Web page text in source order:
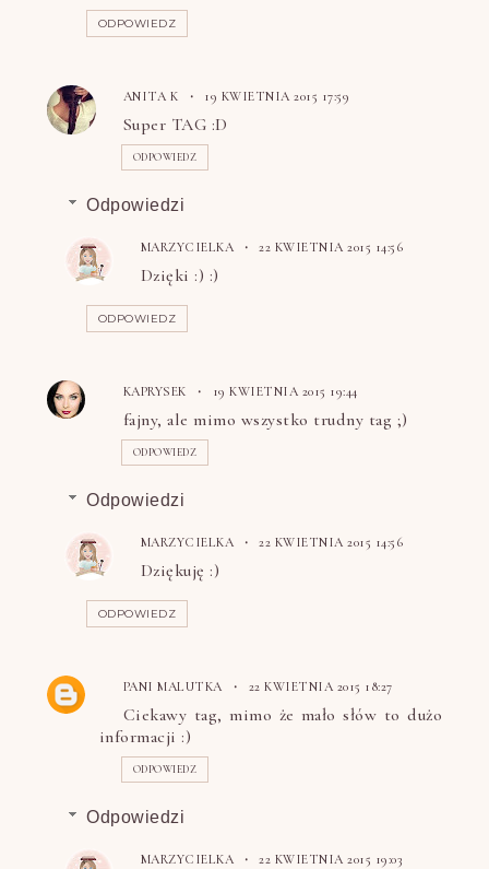
ODPOWIEDZ
ANITA K 19 KWIETNIA 2015 17:59
Super TAG :D
ODPOWIEDZ
Odpowiedzi
MARZYCIELKA 22 KWIETNIA 2015 14:56
Dzięki :) :)
ODPOWIEDZ
KAPRYSEK 19 KWIETNIA 2015 19:44
fajny, ale mimo wszystko trudny tag ;)
ODPOWIEDZ
Odpowiedzi
MARZYCIELKA 22 KWIETNIA 2015 14:56
Dziękuję :)
ODPOWIEDZ
PANI MALUTKA 22 KWIETNIA 2015 18:27
Ciekawy tag, mimo że mało słów to dużo
informacji :)
ODPOWIEDZ
Odpowiedzi
MARZYCIELKA 22 KWIETNIA 2015 19:03